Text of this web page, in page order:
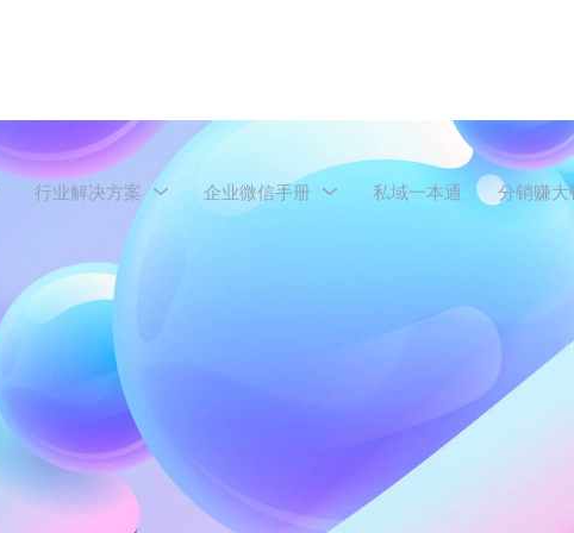
行业解决方案 企业微信手册 私域一本通 分销赚大